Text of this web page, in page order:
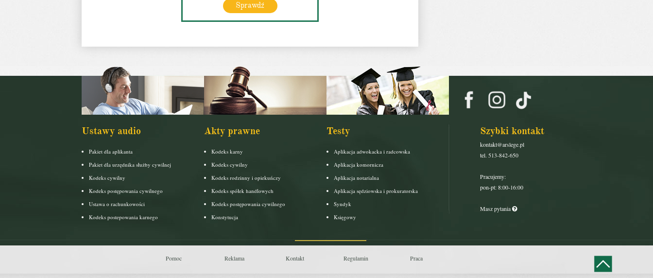
Sprawdź
Ustawy audio
Pakiet dla aplikanta
Pakiet dla urzędnika służby cywilnej
Kodeks cywilny
Kodeks postępowania cywilnego
Ustawa o rachunkowości
Kodeks postepowania karnego
Akty prawne
Kodeks karny
Kodeks cywilny
Kodeks rodzinny i opiekuńczy
Kodeks spółek handlowych
Kodeks postępowania cywilnego
Konstytucja
Testy
Aplikacja adwokacka i radcowska
Aplikacja komornicza
Aplikacja notarialna
Aplikacja sędziowska i prokuratorska
Syndyk
Księgowy
Szybki kontakt
kontakt@arslege.pl
tel. 513-842-650
Pracujemy:
pon-pt: 8:00-16:00
Masz pytania
Pomoc Reklama Kontakt Regulamin Praca